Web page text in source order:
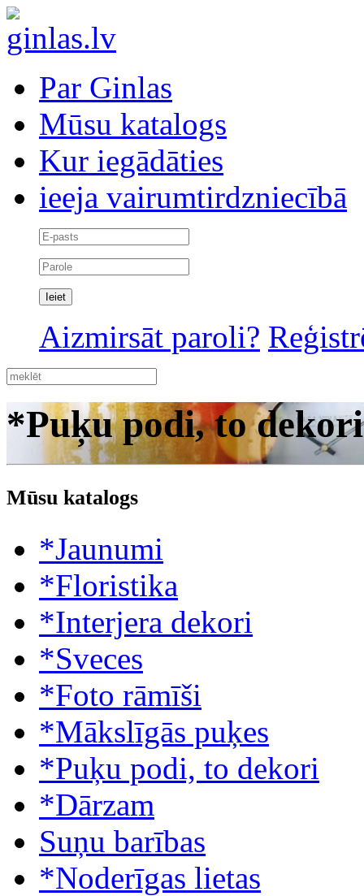
Par Ginlas
Mūsu katalogs
Kur iegādāties
ieeja vairumtirdzniecībā
Aizmirsāt paroli?
*Puķu podi, to dekori
Mūsu katalogs
*Jaunumi
*Floristika
*Interjera dekori
*Sveces
*Foto rāmīši
*Mākslīgās puķes
*Puķu podi, to dekori
*Dārzam
Suņu barības
*Noderīgas lietas